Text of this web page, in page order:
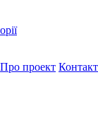
Про проект